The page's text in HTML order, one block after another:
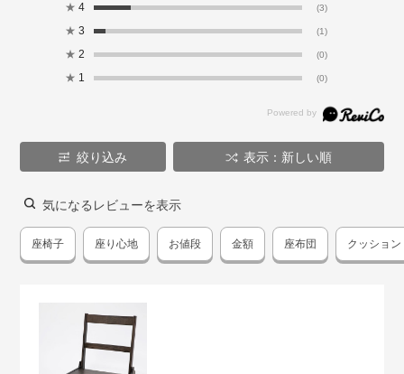
★ 4 (3)
★ 3 (1)
★ 2 (0)
★ 1 (0)
絞り込み 表示：新しい順
気になるレビューを表示
座椅子 座り心地 お値段 金額 座布団 クッション